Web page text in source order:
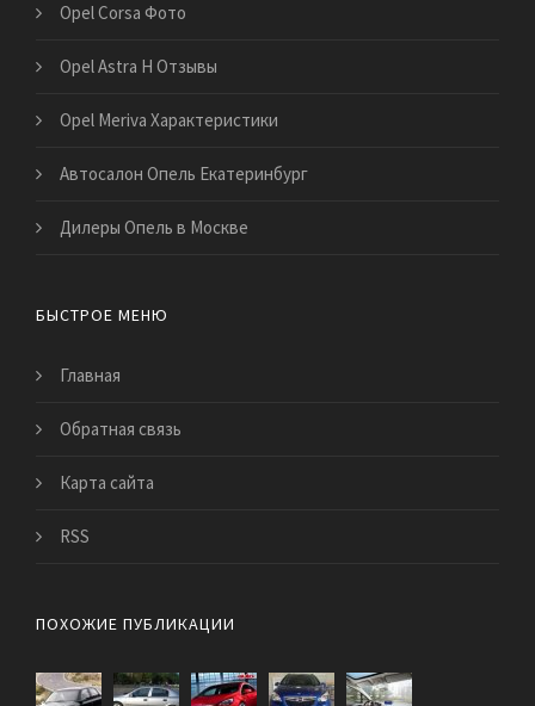
Opel Corsa Фото
Opel Astra H Отзывы
Opel Meriva Характеристики
Автосалон Опель Екатеринбург
Дилеры Опель в Москве
БЫСТРОЕ МЕНЮ
Главная
Обратная связь
Карта сайта
RSS
ПОХОЖИЕ ПУБЛИКАЦИИ